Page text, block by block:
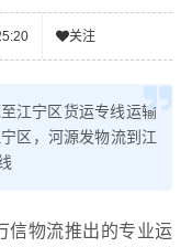
关注
江宁区货运专线运输
区，河源发物流到江
信物流推出的专业运